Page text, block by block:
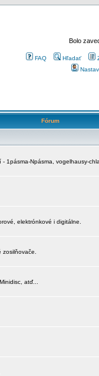
Bolo
FAQ Hľadať
Fórum
1pásma-Npásma, vogelhausy-
elektrónkové i digitálne.
atď...